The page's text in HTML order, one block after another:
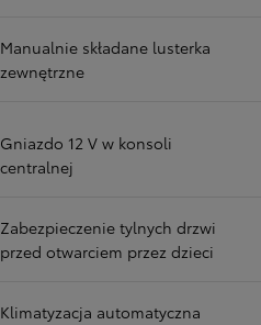
Manualnie składane lusterka
zewnętrzne
Gniazdo 12 V w konsoli
centralnej
Zabezpieczenie tylnych drzwi
przed otwarciem przez dzieci
Klimatyzacja automatyczna